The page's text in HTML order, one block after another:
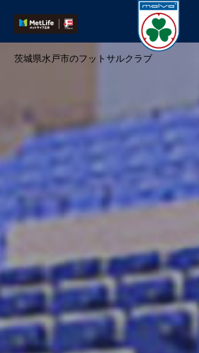
茨城県水戸市のフットサルクラブ